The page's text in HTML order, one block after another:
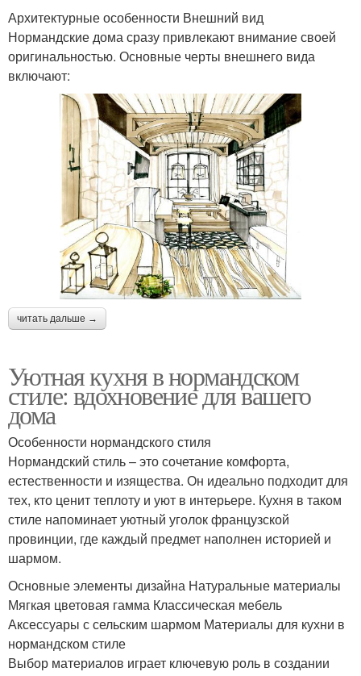
Архитектурные особенности Внешний вид
Нормандские дома сразу привлекают внимание своей
оригинальностью. Основные черты внешнего вида
включают:
читать дальше →
Уютная кухня в нормандском
стиле: вдохновение для вашего
дома
Особенности нормандского стиля
Нормандский стиль – это сочетание комфорта,
естественности и изящества. Он идеально подходит для
тех, кто ценит теплоту и уют в интерьере. Кухня в таком
стиле напоминает уютный уголок французской
провинции, где каждый предмет наполнен историей и
шармом.
Основные элементы дизайна Натуральные материалы
Мягкая цветовая гамма Классическая мебель
Аксессуары с сельским шармом Материалы для кухни в
нормандском стиле
Выбор материалов играет ключевую роль в создании